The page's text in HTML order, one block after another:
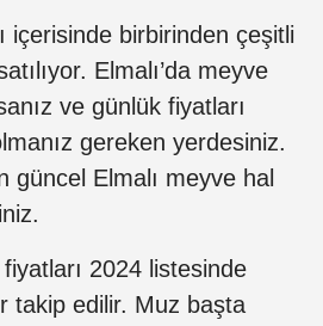
içerisinde birbirinden çeşitli
Elmalı’da meyve
ve günlük fiyatları
gereken yerdesiniz.
güncel Elmalı meyve hal
2024 listesinde
takip edilir. Muz başta